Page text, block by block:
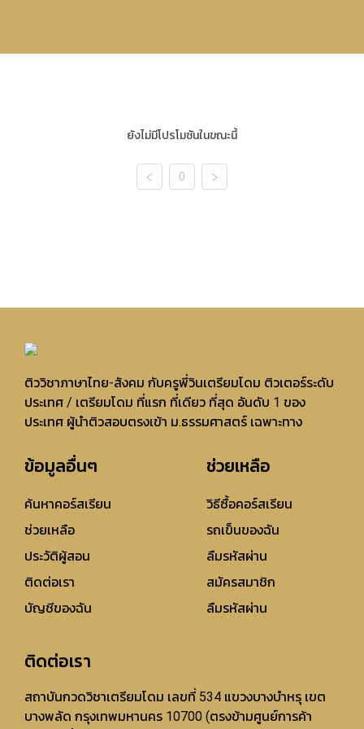
ยังไม่มีโปรโมชันในขณะนี้
0
ติววิชาภาษาไทย-สังคม กับครูพี่วินเตรียมโดม ติวเตอร์ระดับ
ประเทศ / เตรียมโดม ที่แรก ที่เดียว ที่สุด อันดับ 1 ของ
ประเทศ ผู้นำติวสอบตรงเข้า ม.ธรรมศาสตร์ เฉพาะทาง
ข้อมูลอื่นๆ
ค้นหาคอร์สเรียน
ช่วยเหลือ
ประวัติผู้สอน
ติดต่อเรา
บัญชีของฉัน
ช่วยเหลือ
วิธีซื้อคอร์สเรียน
รถเข็นของฉัน
ลืมรหัสผ่าน
สมัครสมาชิก
ลืมรหัสผ่าน
ติดต่อเรา
สถาบันกวดวิชาเตรียมโดม เลขที่ 534 แขวงบางบำหรุ เขต
บางพลัด กรุงเทพมหานคร 10700 (ตรงข้ามศูนย์การค้า